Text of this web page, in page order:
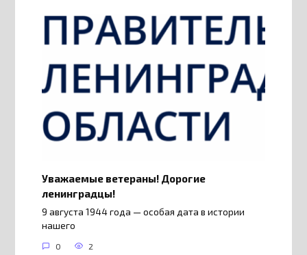
Уважаемые ветераны! Дорогие
ленинградцы!
9 августа 1944 года — особая дата в истории
нашего
0 2